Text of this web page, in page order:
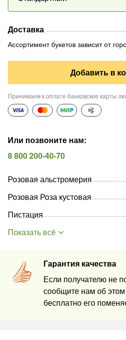
Доставка
Ассортимент букетов зависит от
Добавить в
Принимаем к оплате банковские карты
Или позвоните нам:
8 800 200-40-70
Гарантия качества
Если получателю не
сообщите нам об
бесплатно его
Розовая альстромерия
Розовая Роза кустовая
Пистация
Показать всё